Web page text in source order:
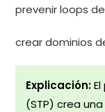
prevenir loops
crear dominios
Explicación:
(STP) crea